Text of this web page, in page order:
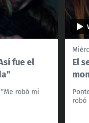
fue el
robó mi
El
robó